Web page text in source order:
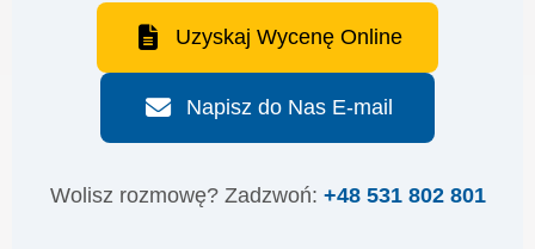
Uzyskaj Wycenę Online
Napisz do Nas E-mail
Wolisz rozmowę? Zadzwoń: +48 531 802 801